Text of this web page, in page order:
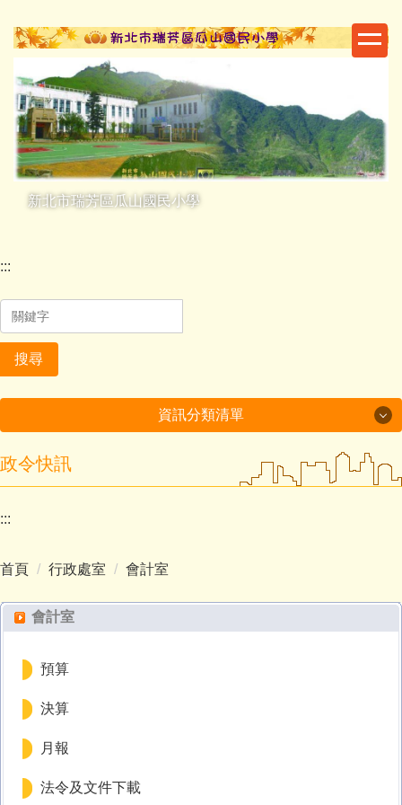
到
主
要
內
容
區
新北市瑞芳區瓜山國民小學
:::
搜尋
資訊分類清單
最新消息
榮譽事項
學生活動
交通資訊
政令快訊
:::
首頁 行政處室 會計室
會計室
預算
決算
月報
法令及文件下載